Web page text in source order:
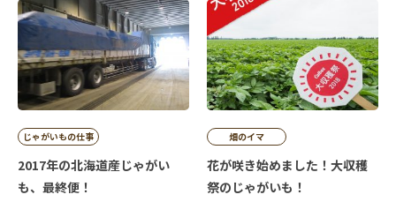
じゃがいもの仕事
2017年の北海道産じゃがい
も、最終便！
畑のイマ
花が咲き始めました！大収穫
祭のじゃがいも！